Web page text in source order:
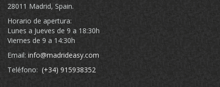
28011 Madrid, Spain.
Horario de apertura:
Lunes a Jueves de 9 a 18:30h
Viernes de 9 a 14:30h
Email: info@madrideasy.com
Teléfono: (+34) 915938352